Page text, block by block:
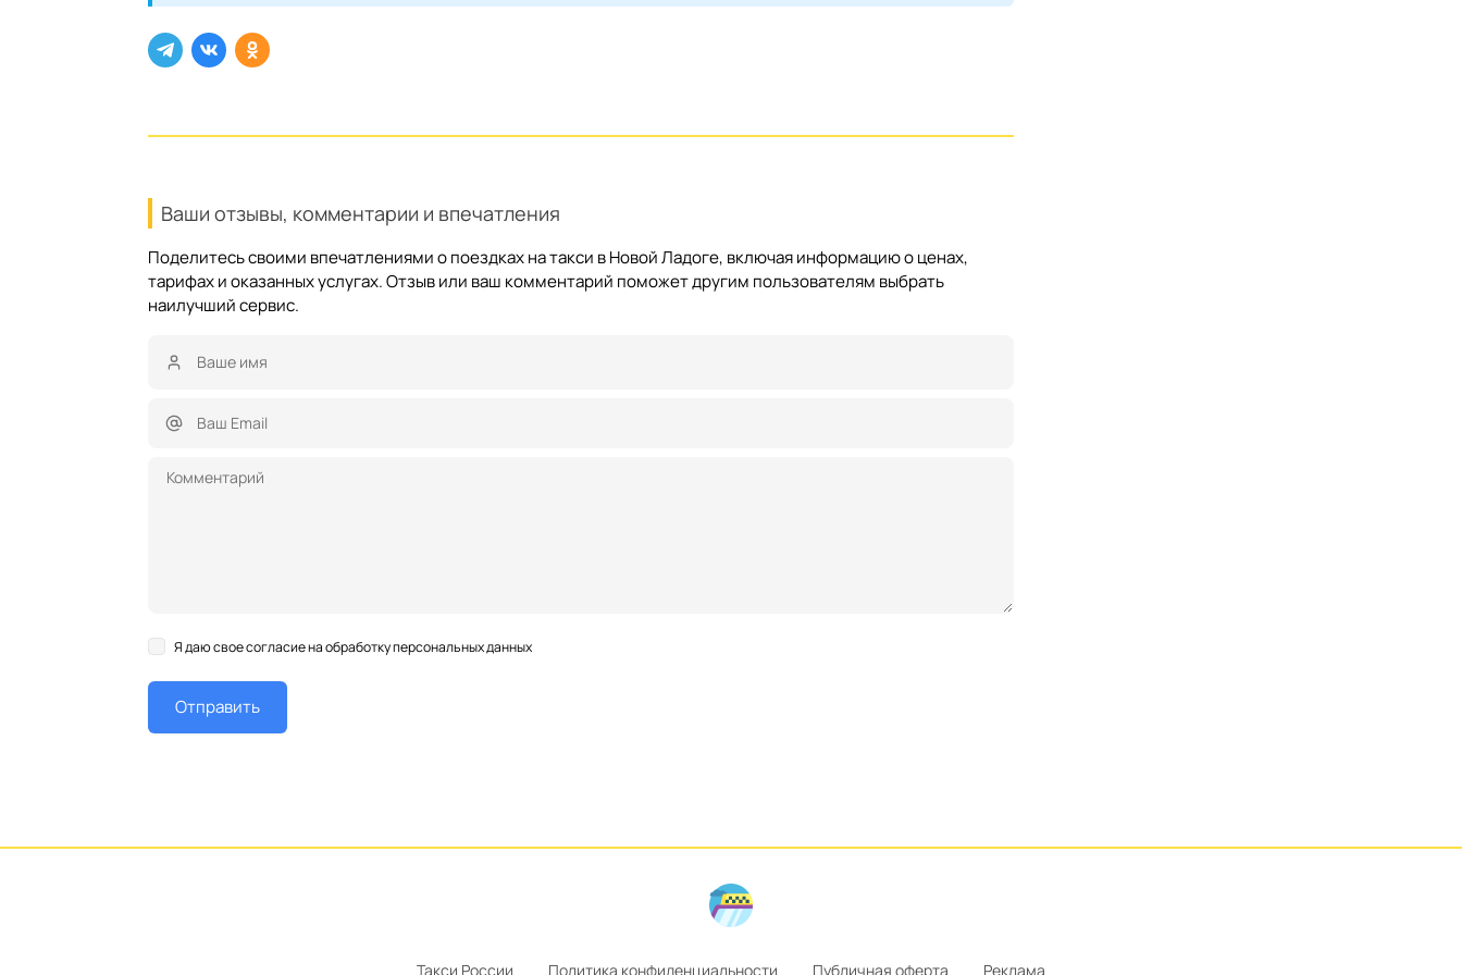
Ваши отзывы, комментарии и впечатления
Поделитесь своими впечатлениями о поездках на такси в Новой Ладоге, включая информацию о ценах,
тарифах и оказанных услугах. Отзыв или ваш комментарий поможет другим пользователям выбрать
наилучший сервис.
Я даю свое согласие на обработку персональных данных
Такси России Политика конфиденциальности Публичная оферта Реклама